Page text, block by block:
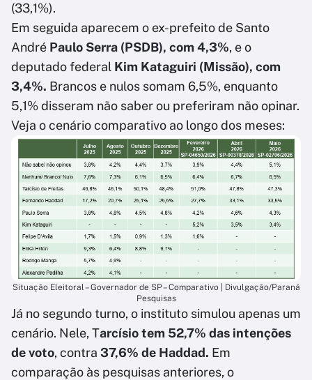
(33,1%).
Em seguida aparecem o ex-prefeito de Santo
André Paulo Serra (PSDB), com 4,3%, e o
deputado federal Kim Kataguiri (Missão), com
3,4%. Brancos e nulos somam 6,5%, enquanto
5,1% disseram não saber ou preferiram não opinar.
Veja o cenário comparativo ao longo dos meses:
Situação Eleitoral – Governador de SP – Comparativo | Divulgação/Paraná
Pesquisas
Já no segundo turno, o instituto simulou apenas um
cenário. Nele, Tarcísio tem 52,7% das intenções
de voto, contra 37,6% de Haddad. Em
comparação às pesquisas anteriores, o